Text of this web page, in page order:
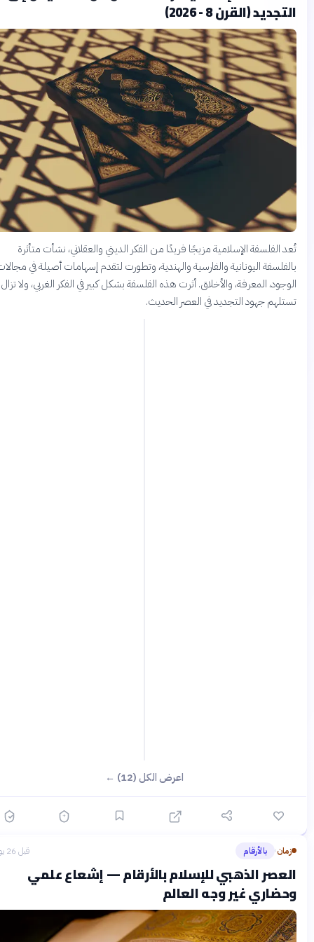
(القرن 8 - 2026)
الفلسفة الإسلامية مزيجًا فريدًا من الفكر الديني والعقلاني، نشأت متأثرة
اليونانية والفارسية والهندية، وتطورت لتقدم إسهامات أصيلة في مجالات
المعرفة، والأخلاق. أثرت هذه الفلسفة بشكل كبير في الفكر الغربي، ولا تزال
جهود التجديد في العصر الحديث.
اعرض الكل (12) ←
زمان› بالأرقام
الذهبي للإسلام بالأرقام — إشعاع علمي
غير وجه العالم